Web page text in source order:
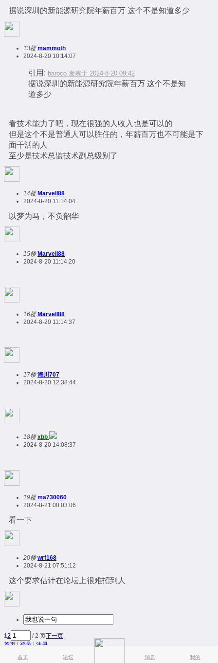
首页 论坛 消息 我的
据说深圳的新能源研究院年薪百万 这个不是知道多少
13楼 mammoth
2024-8-20 10:14:07
引用: baroco 发表于 2024-8-20 09:42
据说深圳的新能源研究院年薪百万 这个不是知
道多少
看技术能力了吧，现在很强的人收入也是可以的
但是这个不是普通人可以胜任的，年薪百万也不可能是下
面干活的人
至少是技术总监技术副总级别了
14楼 Marvell88
2024-8-20 11:14:04
以梦为马，不负韶华
15楼 Marvell88
2024-8-20 11:14:20
16楼 Marvell88
2024-8-20 11:14:37
17楼 海川707
2024-8-20 12:38:44
18楼 xbb
2024-8-20 14:08:37
19楼 ma730060
2024-8-21 00:03:06
看一下
20楼 wrf168
2024-8-21 07:51:12
这个要求估计在论坛上很难招到人
12 / 2 页下一页
首页|登录|注册